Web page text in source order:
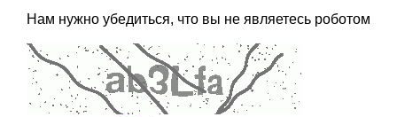
Нам нужно убедиться, что вы не являетесь роботом